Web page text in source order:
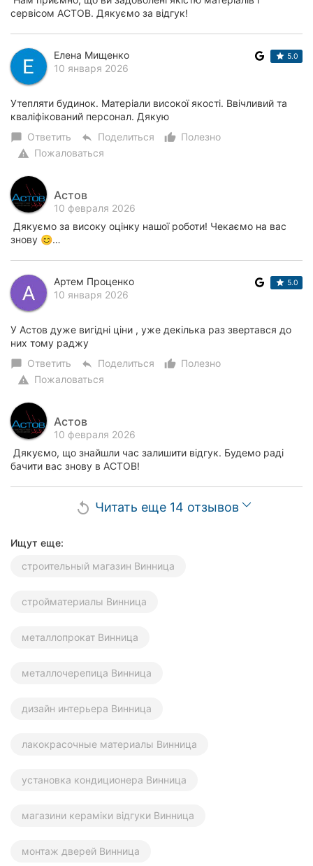
сервісом АСТОВ. Дякуємо за відгук!
Елена Мищенко
10 января 2026
5.0
Утепляти будинок. Матеріали високої якості. Ввічливий та
кваліфікований персонал. Дякую
chat_bubble Ответить reply Поделиться thumb_up_alt
Полезно
warning Пожаловаться
Астов
10 февраля 2026
Дякуємо за високу оцінку нашої роботи! Чекаємо на вас
знову 😊…
Артем Проценко
10 января 2026
5.0
У Астов дуже вигідні ціни , уже декілька раз звертався до
них тому раджу
chat_bubble Ответить reply Поделиться thumb_up_alt
Полезно
warning Пожаловаться
Астов
10 февраля 2026
Дякуємо, що знайшли час залишити відгук. Будемо раді
бачити вас знову в АСТОВ!
replay Читать еще 14 отзывов
Ищут еще:
строительный магазин Винница
стройматериалы Винница
металлопрокат Винница
металлочерепица Винница
дизайн интерьера Винница
лакокрасочные материалы Винница
установка кондиционера Винница
магазини кераміки відгуки Винница
монтаж дверей Винница